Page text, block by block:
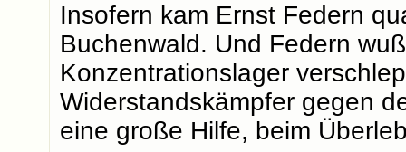
Insofern kam Ernst Federn
Buchenwald. Und Federn
Konzentrationslager
Widerstandskämpfer gegen
eine große Hilfe, beim